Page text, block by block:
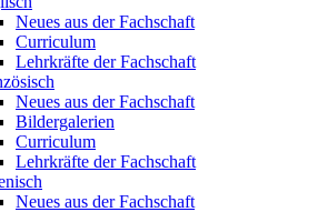
Neues aus der Fachschaft
Curriculum
Lehrkräfte der Fachschaft
Neues aus der Fachschaft
Bildergalerien
Curriculum
Lehrkräfte der Fachschaft
Neues aus der Fachschaft